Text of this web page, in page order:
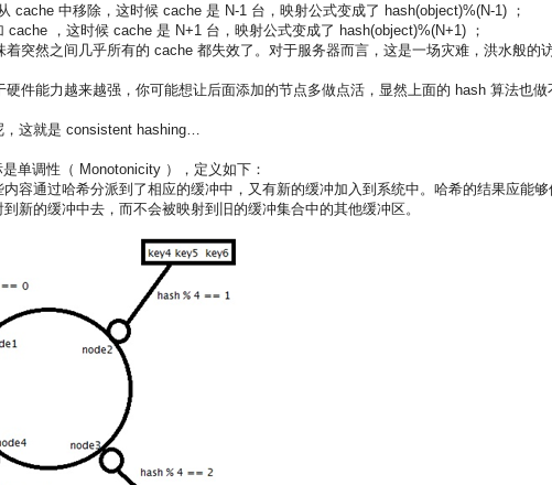
cache 中移除，这时候 cache 是 N-1 台，映射公式变成了 hash(object)%(N-1) ；
cache ，这时候 cache 是 N+1 台，映射公式变成了 hash(object)%(N+1) ；
着突然之间几乎所有的 cache 都失效了。对于服务器而言，这是一场灾难，洪水般的
硬件能力越来越强，你可能想让后面添加的节点多做点活，显然上面的 hash 算法也做
，这就是 consistent hashing…
调性（ Monotonicity ），定义如下：
容通过哈希分派到了相应的缓冲中，又有新的缓冲加入到系统中。哈希的结果应能够
新的缓冲中去，而不会被映射到旧的缓冲集合中的其他缓冲区。